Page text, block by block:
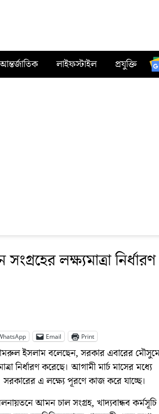
আন্তর্জাতিক লাইফস্টাইল প্রযুক্তি
লক্ষ্যমাত্রা নির্ধারণ
Email Print
ইসলাম বলেছেন, সরকার এবারের
নির্ধারণ করেছে। আগামী মার্চ মাসের মধ্যে
সরকারের এ লক্ষ্যে পূরণে কাজ করে যাচ্ছে।
আমন চাল সংগ্রহ, খাদ্যবান্ধব কর্মসূচি